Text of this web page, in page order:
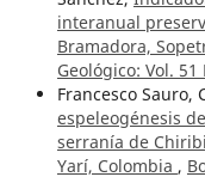
interanual
Bramadora,
Geológico: Vol.
Francesco Sauro,
espeleogénesis
serranía de
Yarí, Colombia ,